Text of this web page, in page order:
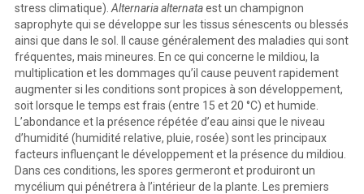
stress climatique). Alternaria alternataest un champignon
saprophyte qui se développe sur les tissus sénescents ou blessés
ainsi que dans le sol. Il cause généralement des maladies qui sont
fréquentes, mais mineures. En ce qui concerne le mildiou, la
multiplication et les dommages qu’il cause peuvent rapidement
augmenter si les conditions sont propices à son développement,
soit lorsque le temps est frais (entre 15 et 20 °C) et humide.
L’abondance et la présence répétée d’eau ainsi que le niveau
d’humidité (humidité relative, pluie, rosée) sont les principaux
facteurs influençant le développement et la présence du mildiou.
Dans ces conditions, les spores germeront et produiront un
mycélium qui pénétrera à l’intérieur de la plante. Les premiers